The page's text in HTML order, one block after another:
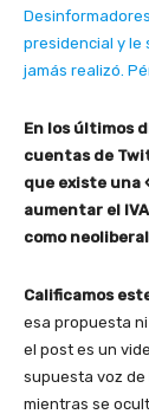
presidencial y le
jamás realizó.
En los últimos
cuentas de
que existe una
aumentar el
como
Calificamos
esa propuesta
el post es un
supuesta voz
mientras se